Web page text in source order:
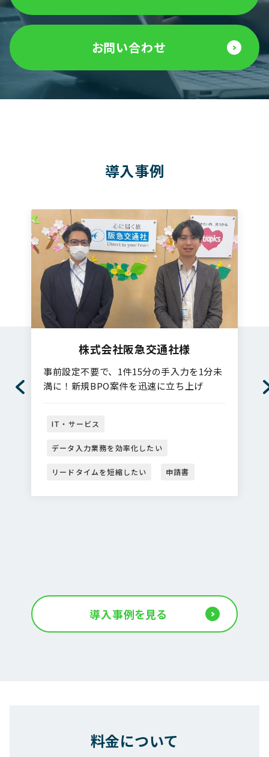
お問い合わせ
導入事例
株式会社阪急交通社様
事前設定不要で、1件15分の手入力を1分未
満に！新規BPO案件を迅速に立ち上げ
IT・サービス
データ入力業務を効率化したい
リードタイムを短縮したい 申請書
導入事例を見る
料金について